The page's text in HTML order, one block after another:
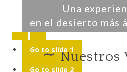
Una
en el desierto más
Go to slide 1
Go to slide 2
∼Nuestros